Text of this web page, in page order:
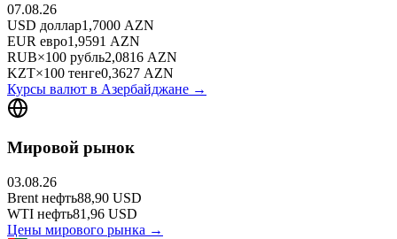
07.08.26
USD доллар1,7000 AZN
EUR евро1,9591 AZN
RUB×100 рубль2,0816 AZN
KZT×100 тенге0,3627 AZN
Курсы валют в Азербайджане →
Мировой рынок
03.08.26
Brent нефть88,90 USD
WTI нефть81,96 USD
Цены мирового рынка →